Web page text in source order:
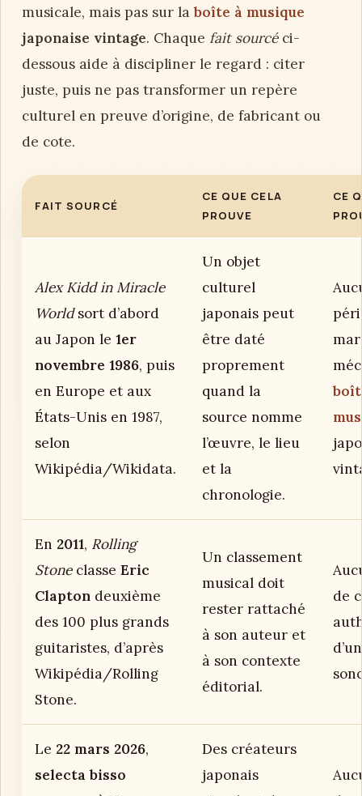
musicale, mais pas sur laboîte à musique
japonaise vintage. Chaque fait sourcéci-
dessous aide à discipliner le regard : citer
juste, puis ne pas transformer un repère
culturel en preuve d’origine, de fabricant ou
de cote.
FAIT SOURCÉ
CE QUE CELA
PROUVE
CE
Alex Kidd in Miracle
Worldsort d’abord
au Japon le 1er
novembre 1986, puis
en Europe et aux
États-Unis en 1987,
selon
Wikipédia/Wikidata.
Un objet
culturel
japonais peut
être daté
proprement
quand la
source nomme
l’œuvre, le lieu
et la
chronologie.
En 2011, Rolling
Stoneclasse Eric
Clapton deuxième
des 100 plus grands
guitaristes, d’après
Wikipédia/Rolling
Stone.
Un classement
musical doit
rester rattaché
à son auteur et
à son contexte
éditorial.
de
Le 22 mars 2026,
selecta bisso
Des créateurs
japonais